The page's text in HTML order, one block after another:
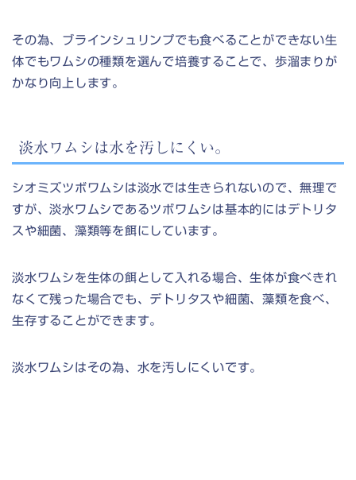
その為、ブラインシュリンプでも食べることができない生
体でもワムシの種類を選んで培養することで、歩溜まりが
かなり向上します。
淡水ワムシは水を汚しにくい。
シオミズツボワムシは淡水では生きられないので、無理で
すが、淡水ワムシであるツボワムシは基本的にはデトリタ
スや細菌、藻類等を餌にしています。
淡水ワムシを生体の餌として入れる場合、生体が食べきれ
なくて残った場合でも、デトリタスや細菌、藻類を食べ、
生存することができます。
淡水ワムシはその為、水を汚しにくいです。